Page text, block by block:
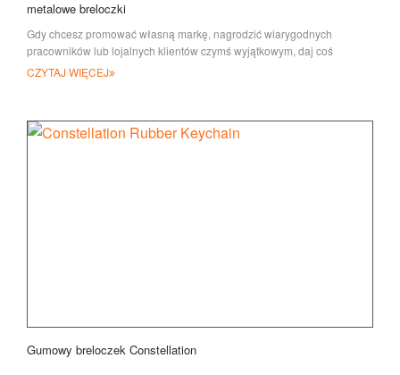
metalowe breloczki
Gdy chcesz promować własną markę, nagrodzić wiarygodnych
pracowników lub lojalnych klientów czymś wyjątkowym, daj coś
wyjątkowego
CZYTAJ WIĘCEJ
Gumowy breloczek Constellation